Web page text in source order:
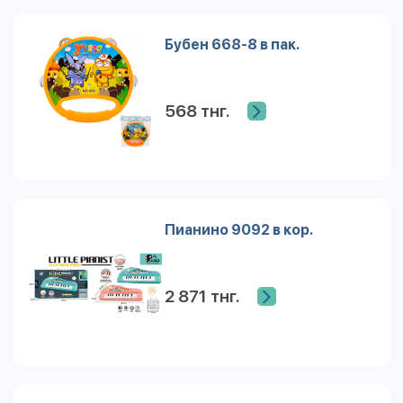
Бубен 668-8 в пак.
568 тнг.
Пианино 9092 в кор.
2 871 тнг.